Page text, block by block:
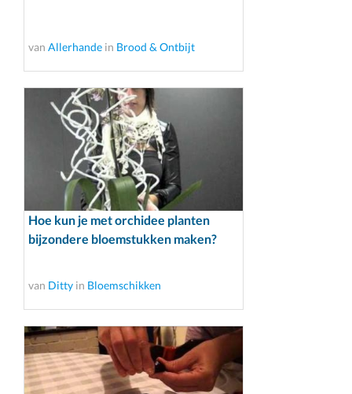
van Allerhande in Brood & Ontbijt
Hoe kun je met orchidee planten
bijzondere bloemstukken maken?
van Ditty in Bloemschikken